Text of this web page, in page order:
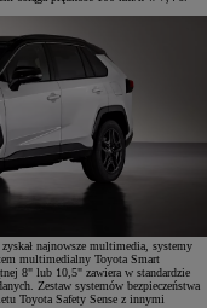
najnowsze multimedia, systemy
multimedialny Toyota Smart
8" lub 10,5" zawiera w standardzie
Zestaw systemów bezpieczeństwa
Toyota Safety Sense z innymi